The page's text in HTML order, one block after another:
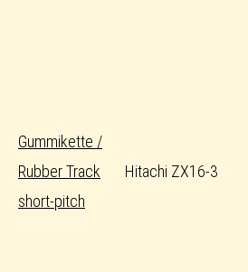
Gummikette /
Rubber Track
short-pitch
Hitachi ZX16-3